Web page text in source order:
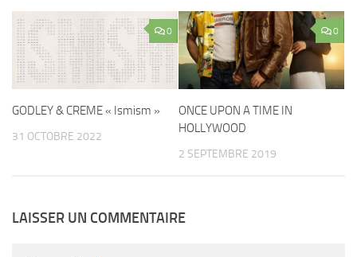
0
GODLEY & CREME « Ismism »
31 OCTOBRE 2022
0
ONCE UPON A TIME IN
HOLLYWOOD
2 SEPTEMBRE 2019
LAISSER UN COMMENTAIRE